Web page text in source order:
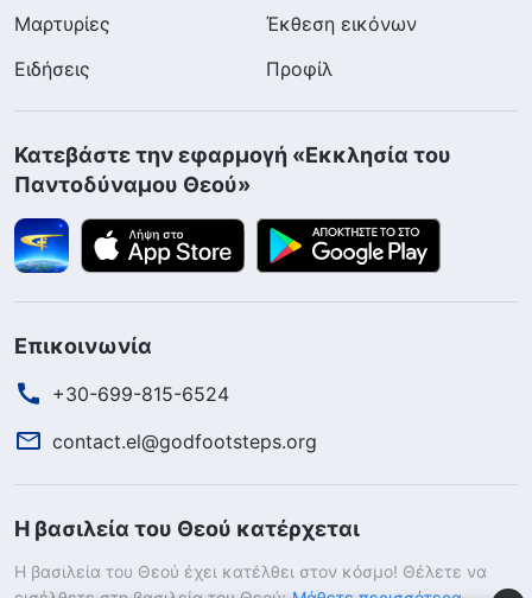
Μαρτυρίες
Έκθεση εικόνων
Ειδήσεις
Προφίλ
Κατεβάστε την εφαρμογή «Εκκλησία του
Παντοδύναμου Θεού»
Επικοινωνία
+30-699-815-6524
contact.el@godfootsteps.org
Η βασιλεία του Θεού κατέρχεται
Η βασιλεία του Θεού έχει κατέλθει στον κόσμο! Θέλετε να